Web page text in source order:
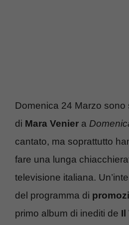
Domenica 24 Marzo sono
di Mara Venier a
cantato, ma soprattutto
fare una lunga
televisione italiana.
del programma di
primo album di inediti de Il